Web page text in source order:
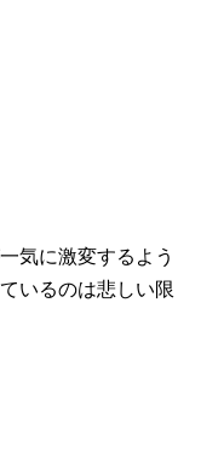
気に激変するよう
いるのは悲しい限